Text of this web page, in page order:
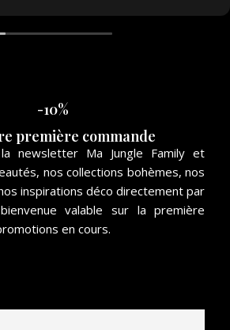
-10%
première commande
newsletter Ma Jungle Family et
nos collections bohèmes, nos
inspirations déco directement par
valable sur la première
en cours.